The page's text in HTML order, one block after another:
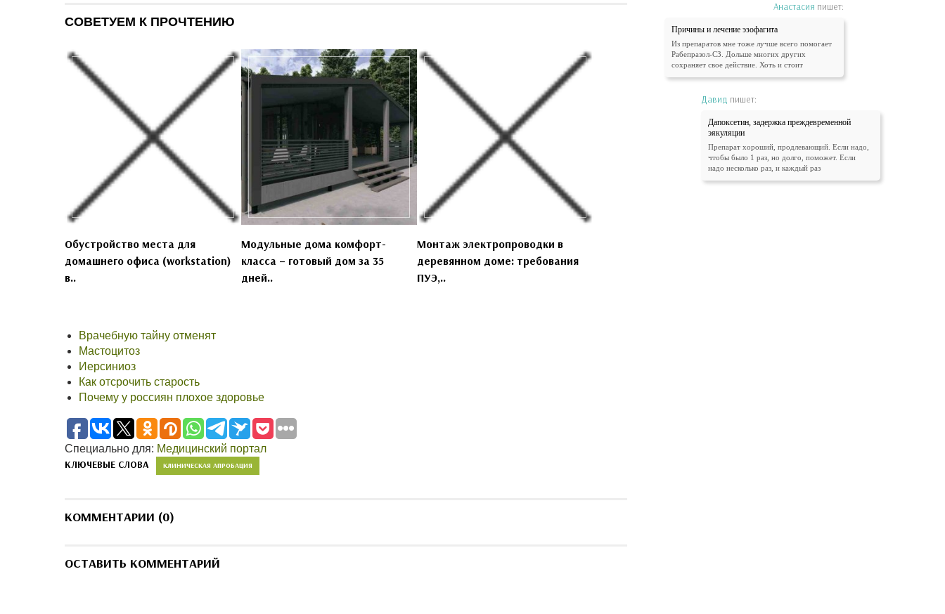
СОВЕТУЕМ К ПРОЧТЕНИЮ
Обустройство места для
домашнего офиса (workstation)
в..
Модульные дома комфорт-
класса – готовый дом за 35
дней..
Монтаж электропроводки в
деревянном доме: требования
ПУЭ,..
Врачебную тайну отменят
Мастоцитоз
Иерсиниоз
Как отсрочить старость
Почему у россиян плохое здоровье
Специально для: Медицинский портал
КЛЮЧЕВЫЕ СЛОВА КЛИНИЧЕСКАЯ АПРОБАЦИЯ
КОММЕНТАРИИ (0)
ОСТАВИТЬ КОММЕНТАРИЙ
Анастасия пишет:
Причины и лечение эзофагита
Из препаратов мне тоже лучше всего помогает
Рабепразол-СЗ. Дольше многих других
сохраняет свое действие. Хоть и стоит
Давид пишет:
Дапоксетин, задержка преждевременной
эякуляции
Препарат хороший, продлевающий. Если надо,
чтобы было 1 раз, но долго, поможет. Если
надо несколько раз, и каждый раз